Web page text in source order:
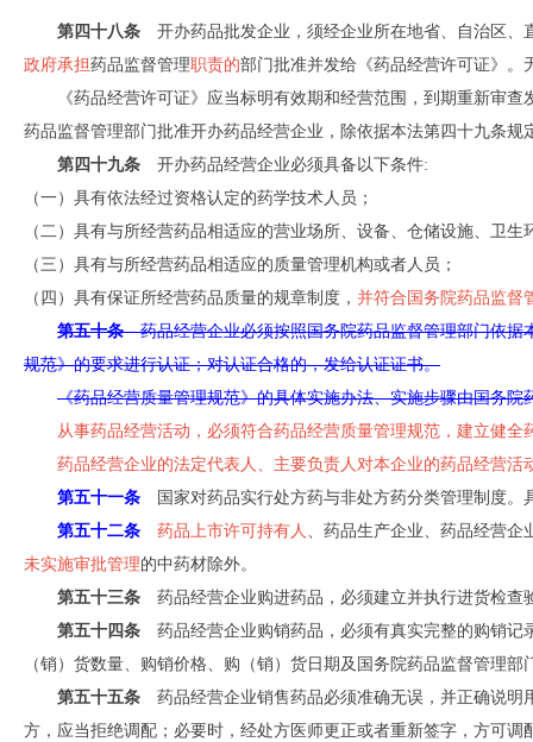
第四十八条 开办药品批发企业，须经企业所在地省、自治区、
政府承担药品监督管理职责的部门批准并发给《药品经营许可证》。
《药品经营许可证》应当标明有效期和经营范围，到期重新审查
药品监督管理部门批准开办药品经营企业，除依据本法第四十九条
第四十九条 开办药品经营企业必须具备以下条件:
（一）具有依法经过资格认定的药学技术人员；
（二）具有与所经营药品相适应的营业场所、设备、仓储设施、卫生
（三）具有与所经营药品相适应的质量管理机构或者人员；
（四）具有保证所经营药品质量的规章制度， 并符合国务院药品监督
第五十条药品经营企业必须按照国务院药品监督管理部门依据
规范》的要求进行认证；对认证合格的，发给认证证书。
《药品经营质量管理规范》的具体实施办法、实施步骤由国务院
从事药品经营活动，必须符合药品经营质量管理规范，建立健
药品经营企业的法定代表人、主要负责人对本企业的药品经营
第五十一条 国家对药品实行处方药与非处方药分类管理制度。
第五十二条
药品上市许可持有人 、药品生产企业、药品经营企
未实施审批管理的中药材除外。
第五十三条 药品经营企业购进药品，必须建立并执行进货检查
第五十四条 药品经营企业购销药品，必须有真实完整的购销记
（销）货数量、购销价格、购（销）货日期及国务院药品监督管理部
第五十五条 药品经营企业销售药品必须准确无误，并正确说明
方，应当拒绝调配；必要时，经处方医师更正或者重新签字，方可